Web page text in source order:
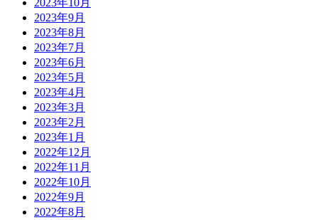
2023年10月
2023年9月
2023年8月
2023年7月
2023年6月
2023年5月
2023年4月
2023年3月
2023年2月
2023年1月
2022年12月
2022年11月
2022年10月
2022年9月
2022年8月